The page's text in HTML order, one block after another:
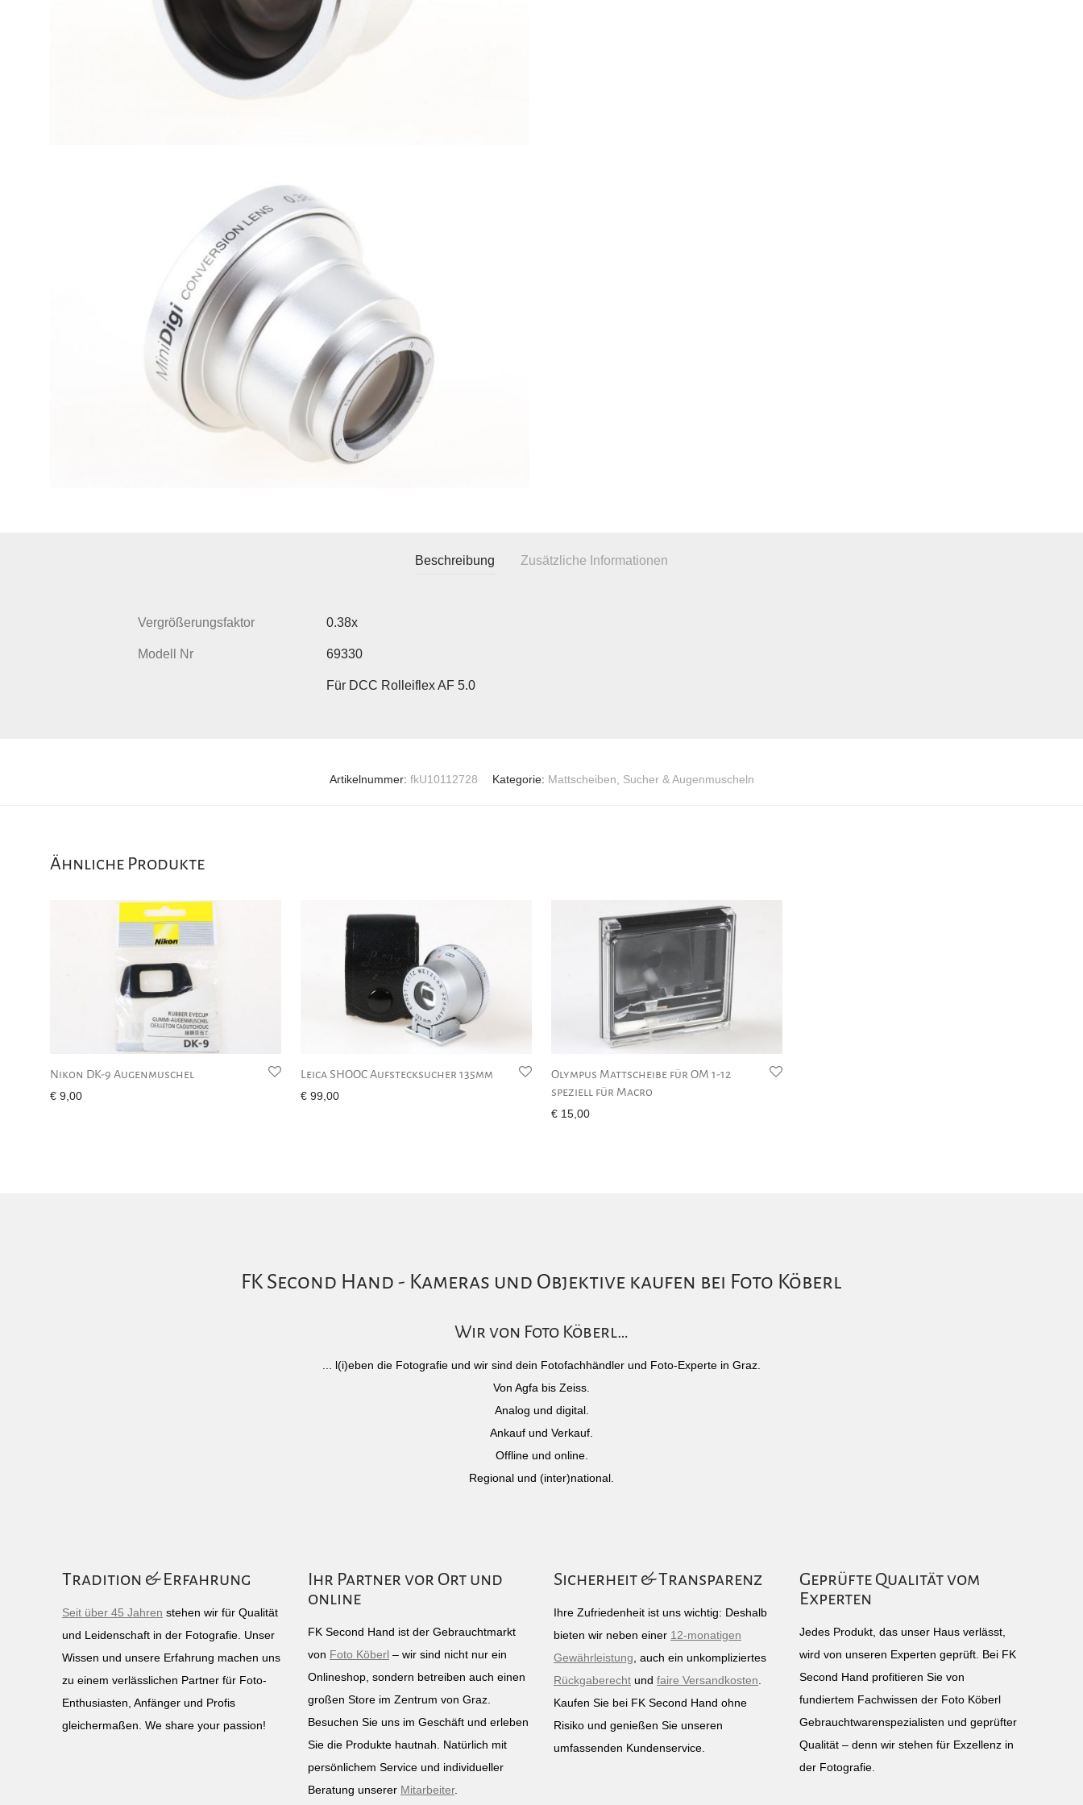
Beschreibung Zusätzliche Informationen
Vergrößerungsfaktor 0.38x
Modell Nr 69330
Für DCC Rolleiflex AF 5.0
Artikelnummer: fkU10112728 Kategorie: Mattscheiben, Sucher & Augenmuscheln
Ähnliche Produkte
Nikon DK-9 Augenmuschel
€ 9,00
Leica SHOOC Aufstecksucher 135mm
€ 99,00
Olympus Mattscheibe für OM 1-12
speziell für Macro
€ 15,00
FK Second Hand - Kameras und Objektive kaufen bei Foto Köberl
Wir von Foto Köberl…
... l(i)eben die Fotografie und wir sind dein Fotofachhändler und Foto-Experte in Graz.
Von Agfa bis Zeiss.
Analog und digital.
Ankauf und Verkauf.
Offline und online.
Regional und (inter)national.
Tradition & Erfahrung
Seit über 45 Jahren stehen wir für Qualität
und Leidenschaft in der Fotografie. Unser
Wissen und unsere Erfahrung machen uns
zu einem verlässlichen Partner für Foto-
Enthusiasten, Anfänger und Profis
gleichermaßen. We share your passion!
Ihr Partner vor Ort und
online
FK Second Hand ist der Gebrauchtmarkt
von Foto Köberl – wir sind nicht nur ein
Onlineshop, sondern betreiben auch einen
großen Store im Zentrum von Graz.
Besuchen Sie uns im Geschäft und erleben
Sie die Produkte hautnah. Natürlich mit
persönlichem Service und individueller
Beratung unserer Mitarbeiter.
Sicherheit & Transparenz
Ihre Zufriedenheit ist uns wichtig: Deshalb
bieten wir neben einer 12-monatigen
Gewährleistung , auch ein unkompliziertes
Rückgaberecht und faire Versandkosten
Kaufen Sie bei FK Second Hand ohne
Risiko und genießen Sie unseren
umfassenden Kundenservice.
Geprüfte Qualität vom
Experten
Jedes Produkt, das unser Haus verlässt,
wird von unseren Experten geprüft. Bei FK
Second Hand profitieren Sie von
fundiertem Fachwissen der Foto Köberl
Gebrauchtwarenspezialisten und geprüfter
Qualität – denn wir stehen für Exzellenz in
der Fotografie.